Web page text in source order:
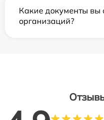
Какие документы вы
организаций?